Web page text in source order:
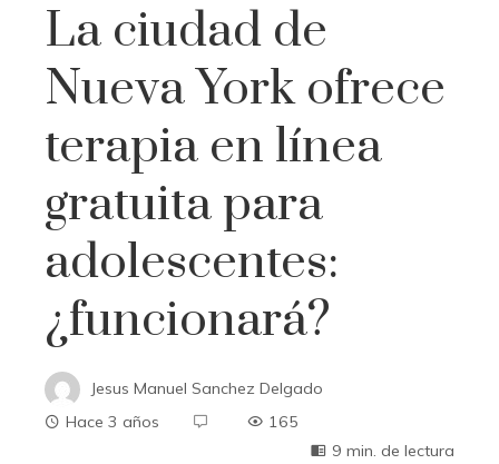
La ciudad de
Nueva York ofrece
terapia en línea
gratuita para
adolescentes:
¿funcionará?
Jesus Manuel Sanchez Delgado
Hace 3 años
165
9 min. de lectura